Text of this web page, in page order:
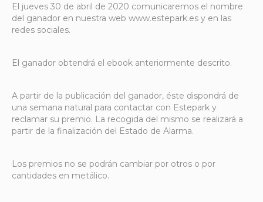
El jueves 30 de abril de 2020 comunicaremos el nombre
del ganador en nuestra web www.estepark.es y en las
redes sociales.
El ganador obtendrá el ebook anteriormente descrito.
A partir de la publicación del ganador, éste dispondrá de
una semana natural para contactar con Estepark y
reclamar su premio. La recogida del mismo se realizará a
partir de la finalización del Estado de Alarma.
Los premios no se podrán cambiar por otros o por
cantidades en metálico.